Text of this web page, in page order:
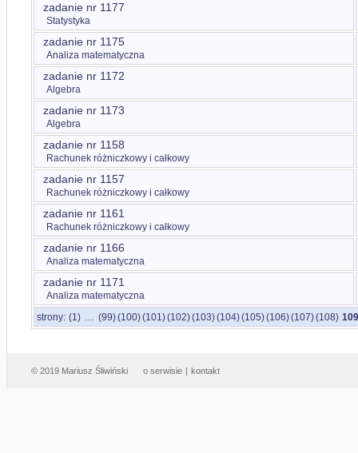
zadanie nr 1177
Statystyka
zadanie nr 1175
Analiza matematyczna
zadanie nr 1172
Algebra
zadanie nr 1173
Algebra
zadanie nr 1158
Rachunek różniczkowy i całkowy
zadanie nr 1157
Rachunek różniczkowy i całkowy
zadanie nr 1161
Rachunek różniczkowy i całkowy
zadanie nr 1166
Analiza matematyczna
zadanie nr 1171
Analiza matematyczna
strony: (1) ... (99)(100)(101)(102)(103)(104)(105)(106)(107)(108)
© 2019 Mariusz Śliwiński o serwisie | kontakt